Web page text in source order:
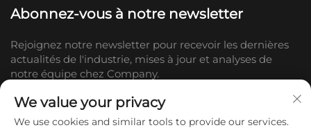
Abonnez-vous à notre newsletter
Rejoignez notre newsletter pour recevoir les dernières
actualités de l'industrie, mises à jour et analyses de
notre équipe chez Company.
We value your privacy
We use cookies and similar tools to provide our services.